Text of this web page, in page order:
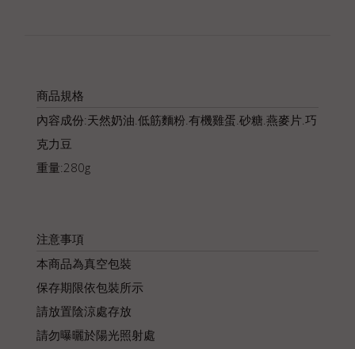
商品規格
內容成份:天然奶油.低筋麵粉.有機雞蛋.砂糖.燕麥片.巧
克力豆
重量:280g
注意事項
本商品為真空包裝
保存期限依包裝所示
請放置陰涼處存放
請勿曝曬於陽光照射處